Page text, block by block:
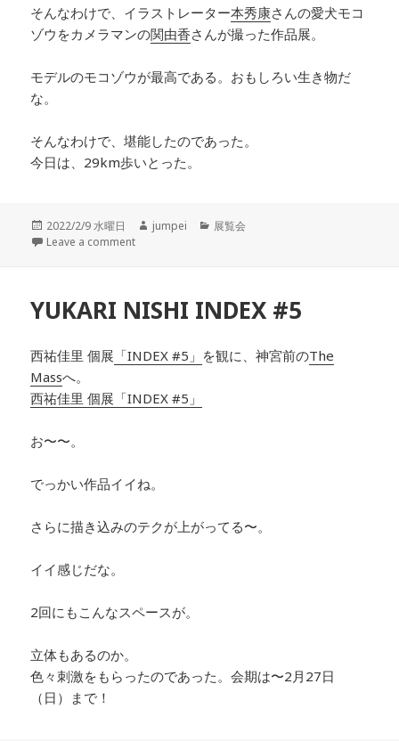
そんなわけで、イラストレーター本秀康さんの愛犬モコ
ゾウをカメラマンの関由香さんが撮った作品展。
モデルのモコゾウが最高である。おもしろい生き物だ
な。
そんなわけで、堪能したのであった。
今日は、29km歩いとった。
投
稿
2022/2/9 水曜日
作
jumpei
カ
展覧会
Leave a comment
YUKARI NISHI INDEX #5
西祐佳里 個展 「INDEX #5」 を観に、神宮前のThe
Massへ。
西祐佳里 個展「INDEX #5」
お〜〜。
でっかい作品イイね。
さらに描き込みのテクが上がってる〜。
イイ感じだな。
2回にもこんなスペースが。
立体もあるのか。
色々刺激をもらったのであった。会期は〜2月27日
（日）まで！